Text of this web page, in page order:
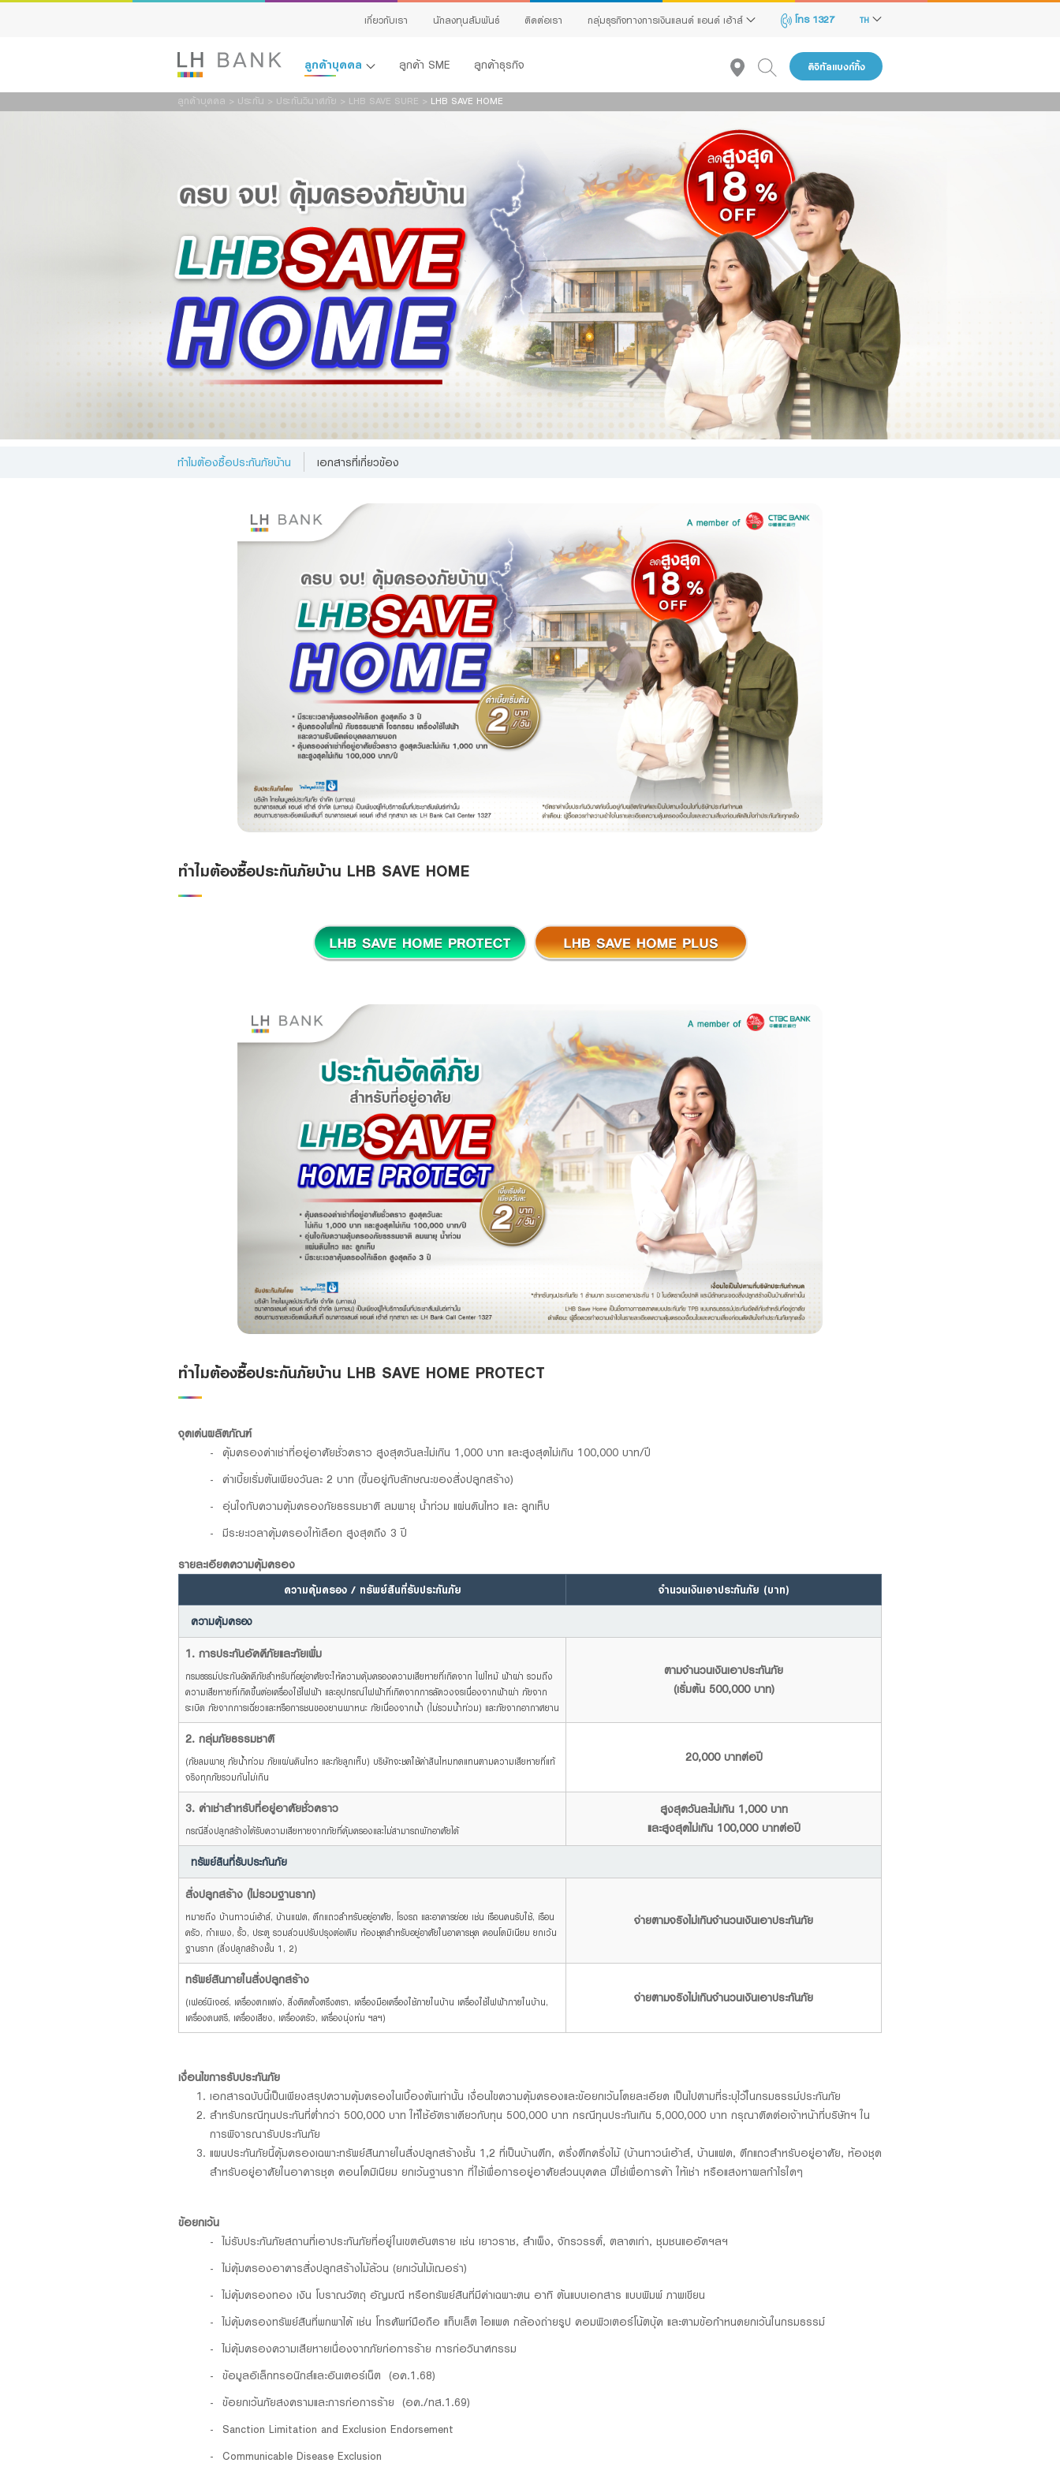
เกี่ยวกับเรา นักลงทุนสัมพันธ์ ติดต่อเรา กลุ่มธุรกิจทางการเงินแลนด์ แอนด์ เฮ้าส์ โทร 1327 TH
ลูกค้าบุคคล ลูกค้า SME ลูกค้าธุรกิจ ดิจิทัลแบงก์กิ้ง
ประกัน
การลงทุน
บริการ
ดิจิทัลแบงก์กิ้ง
Family Banking
Foreigners
ลูกค้าบุคคล > ประกัน > ประกันวินาศภัย > LHB SAVE SURE > LHB SAVE HOME
ทำไมต้องซื้อประกันภัยบ้าน เอกสารที่เกี่ยวข้อง
ทำไมต้องซื้อประกันภัยบ้าน LHB SAVE HOME
ทำไมต้องซื้อประกันภัยบ้าน LHB SAVE HOME PROTECT
จุดเด่นผลิตภัณฑ์
คุ้มครองค่าเช่าที่อยู่อาศัยชั่วคราว สูงสุดวันละไม่เกิน 1,000 บาท และสูงสุดไม่เกิน 100,000 บาท/ปี
ค่าเบี้ยเริ่มต้นเพียงวันละ 2 บาท (ขึ้นอยู่กับลักษณะของสิ่งปลูกสร้าง)
อุ่นใจกับความคุ้มครองภัยธรรมชาติ ลมพายุ น้ำท่วม แผ่นดินไหว และ ลูกเห็บ
มีระยะเวลาคุ้มครองให้เลือก สูงสุดถึง 3 ปี
รายละเอียดความคุ้มครอง
ความคุ้มครอง / ทรัพย์สินที่รับประกันภัย
จำนวนเงินเอาประกันภัย (บาท)
ความคุ้มครอง
1. การประกันอัคคีภัยและภัยเพิ่ม
กรมธรรม์ประกันอัคคีภัยสำหรับที่อยู่อาศัยจะให้ความคุ้มครองความเสียหายที่เกิดจาก ไฟไหม้ ฟ้าผ่า รวมถึง
ความเสียหายที่เกิดขึ้นต่อเครื่องใช้ไฟฟ้า และอุปกรณ์ไฟฟ้าที่เกิดจากการลัดวงจรเนื่องจากฟ้าผ่า ภัยจาก
ระเบิด ภัยจากการเฉี่ยวและหรือการชนของยานพาหนะ ภัยเนื่องจากน้ำ (ไม่รวมน้ำท่วม) และภัยจากอากาศยาน
ตามจำนวนเงินเอาประกันภัย
(เริ่มต้น 500,000 บาท)
2. กลุ่มภัยธรรมชาติ
(ภัยลมพายุ ภัยน้ำท่วม ภัยแผ่นดินไหว และภัยลูกเห็บ) บริษัทจะชดใช้ค่าสินไหมทดแทนตามความเสียหายที่แท้
จริงทุกภัยรวมกันไม่เกิน
20,000 บาทต่อปี
3. ค่าเช่าสำหรับที่อยู่อาศัยชั่วคราว
กรณีสิ่งปลูกสร้างได้รับความเสียหายจากภัยที่คุ้มครองและไม่สามารถพักอาศัยได้
สูงสุดวันละไม่เกิน 1,000 บาท
และสูงสุดไม่เกิน 100,000 บาทต่อปี
ทรัพย์สินที่รับประกันภัย
สิ่งปลูกสร้าง (ไม่รวมฐานราก)
หมายถึง บ้านทาวน์เฮ้าส์, บ้านแฝด, ตึกแถวสำหรับอยู่อาศัย, โรงรถ และอาคารย่อย เช่น เรือนคนรับใช้, เรือน
ครัว, กำแพง, รั้ว, ประตู รวมส่วนปรับปรุงต่อเติม ห้องชุดสำหรับอยู่อาศัยในอาคารชุด คอนโดมิเนียม ยกเว้น
ฐานราก (สิ่งปลูกสร้างชั้น 1, 2)
จ่ายตามจริงไม่เกินจำนวนเงินเอาประกันภัย
ทรัพย์สินภายในสิ่งปลูกสร้าง
(เฟอร์นิเจอร์, เครื่องตกแต่ง, สิ่งติดตั้งตรึงตรา, เครื่องมือเครื่องใช้ภายในบ้าน เครื่องใช้ไฟฟ้าภายในบ้าน,
เครื่องดนตรี, เครื่องเสียง, เครื่องครัว, เครื่องนุ่งห่ม ฯลฯ)
จ่ายตามจริงไม่เกินจำนวนเงินเอาประกันภัย
เงื่อนไขการรับประกันภัย
เอกสารฉบับนี้เป็นเพียงสรุปความคุ้มครองในเบื้องต้นเท่านั้น เงื่อนไขความคุ้มครองและข้อยกเว้นโดยละเอียด เป็นไปตามที่ระบุไว้ในกรมธรรม์ประกันภัย
สำหรับกรณีทุนประกันที่ต่ำกว่า 500,000 บาท ให้ใช้อัตราเดียวกับทุน 500,000 บาท กรณีทุนประกันเกิน 5,000,000 บาท กรุณาติดต่อเจ้าหน้าที่บริษัทฯ ใน
การพิจารณารับประกันภัย
แผนประกันภัยนี้คุ้มครองเฉพาะทรัพย์สินภายในสิ่งปลูกสร้างชั้น 1,2 ที่เป็นบ้านตึก, ครึ่งตึกครึ่งไม้ (บ้านทาวน์เฮ้าส์, บ้านแฝด, ตึกแถวสำหรับอยู่อาศัย, ห้องชุด
สำหรับอยู่อาศัยในอาคารชุด คอนโดมิเนียม ยกเว้นฐานราก ที่ใช้เพื่อการอยู่อาศัยส่วนบุคคล มิใช่เพื่อการค้า ให้เช่า หรือแสงหาผลกำไรใดๆ
ข้อยกเว้น
ไม่รับประกันภัยสถานที่เอาประกันภัยที่อยู่ในเขตอันตราย เช่น เยาวราช, สำเพ็ง, จักรวรรดิ์, ตลาดเก่า, ชุมชนแออัดฯลฯ
ไม่คุ้มครองอาคารสิ่งปลูกสร้างไม้ล้วน (ยกเว้นไม้เฌอร่า)
ไม่คุ้มครองทอง เงิน โบราณวัตถุ อัญมณี หรือทรัพย์สินที่มีค่าเฉพาะตน อาทิ ต้นแบบเอกสาร แบบพิมพ์ ภาพเขียน
ไม่คุ้มครองทรัพย์สินที่พกพาได้ เช่น โทรศัพท์มือถือ แท็บเล็ต ไอแพด กล้องถ่ายรูป คอมพิวเตอร์โน้ตบุ้ค และตามข้อกำหนดยกเว้นในกรมธรรม์
ไม่คุ้มครองความเสียหายเนื่องจากภัยก่อการร้าย การก่อวินาศกรรม
ข้อมูลอิเล็กทรอนิกส์และอินเตอร์เน็ต (อค.1.68)
ข้อยกเว้นภัยสงครามและการก่อการร้าย (อค./ทส.1.69)
Sanction Limitation and Exclusion Endorsement
Communicable Disease Exclusion
สนใจผลิตภัณฑ์
ชื่อ:
อีเมล:
รายละเอียดที่ต้องการติดต่อ:
ข้าพเจ้าขอรับรองว่าข้อมูลที่ระบุข้างต้น รวมถึงข้อมูลส่วนบุคคลที่ได้ให้ไว้กับธนาคารข้างต้นนี้ถูก
ต้องและเป็นจริงทุกประการ และข้าพเจ้าประสงค์ให้ไว้แก่ธนาคาร เพื่อให้เจ้าหน้าที่ธนาคารติดต่อกลับข้าพเจ้า
เพื่อให้คำปรึกษาทางการเงินและนำเสนอข้อมูลเกี่ยวกับผลิตภัณฑ์หรือบริการของธนาคารที่ข้าพเจ้าสนใจ
หรือที่ข้าพเจ้าอาจสนใจ
ข้าพเจ้าได้อ่าน ทำความเข้าใจ และรับทราบรายละเอียดการเก็บรวบรวม การใช้ และการเปิดเผยข้อมูล
ส่วนบุคคล รวมทั้งสิทธิของข้าพเจ้า ตามประกาศนโยบายความเป็นส่วนตัวของธนาคารแล้ว
ศึกษาเพิ่มเติม
ได้ที่นี่